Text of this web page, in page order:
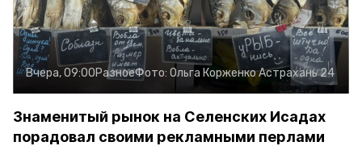
Вчера, 09:00РазноеФото: Ольга КорженкоАстрахань 24
Знаменитый рынок на Селенских Исадах
порадовал своими рекламными перлами